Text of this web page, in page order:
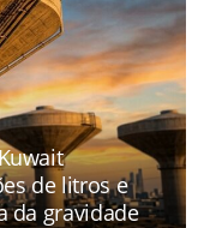
de litros e
da gravidade